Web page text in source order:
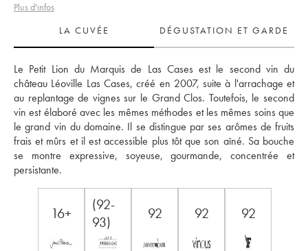
Plus d'infos
LA CUVÉE
DÉGUSTATION ET GARDE
Le Petit Lion du Marquis de Las Cases est le second vin du
château Léoville Las Cases, créé en 2007, suite à l'arrachage et
au replantage de vignes sur le Grand Clos. Toutefois, le second
vin est élaboré avec les mêmes méthodes et les mêmes soins que
le grand vin du domaine. Il se distingue par ses arômes de fruits
frais et mûrs et il est accessible plus tôt que son aîné. Sa bouche
se montre expressive, soyeuse, gourmande, concentrée et
persistante.
16+
(92-
93)
92 92 92